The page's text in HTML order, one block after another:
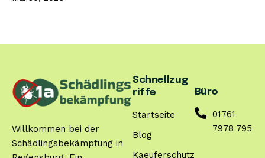
Willkommen bei der
Schädlingsbekämpfung in
Schnellzug
riffe
Startseite
Blog
Kaeuferschutz
Büro
01761
7978 795